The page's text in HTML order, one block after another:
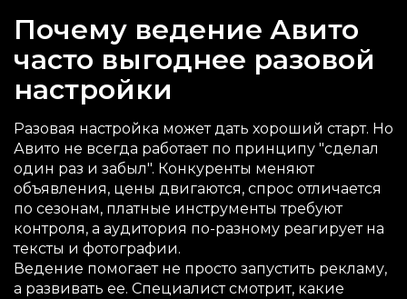
Почему ведение Авито
часто выгоднее разовой
настройки
Разовая настройка может дать хороший старт. Но
Авито не всегда работает по принципу "сделал
один раз и забыл". Конкуренты меняют
объявления, цены двигаются, спрос отличается
по сезонам, платные инструменты требуют
контроля, а аудитория по-разному реагирует на
тексты и фотографии.
Ведение помогает не просто запустить рекламу,
а развивать ее. Специалист смотрит, какие